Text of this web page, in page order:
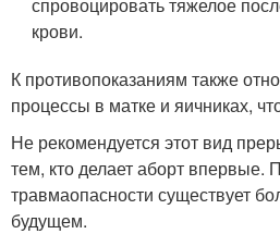
крови.
К противопоказаниям также
процессы в матке и яичниках,
Не рекомендуется этот вид
тем, кто делает аборт впервые.
травмаопасности существует
будущем.